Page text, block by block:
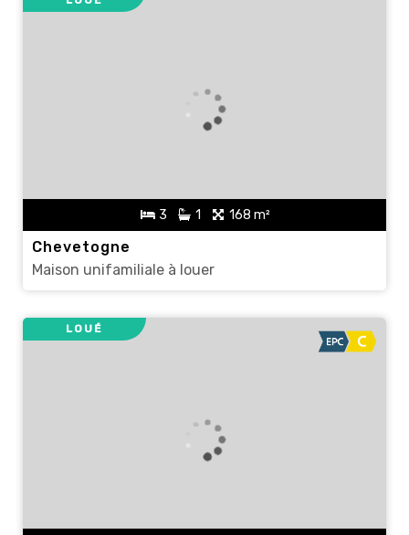
3 1 168 m²
Chevetogne
Maison unifamiliale à louer
LOUÉ